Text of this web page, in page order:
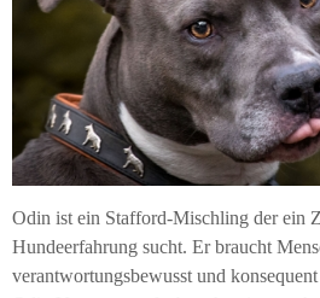
Odin ist ein Stafford-Mischling der ein
Hundeerfahrung sucht. Er braucht
verantwortungsbewusst und